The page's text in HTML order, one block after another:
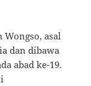
asal
dan dibawa
abad ke-19.